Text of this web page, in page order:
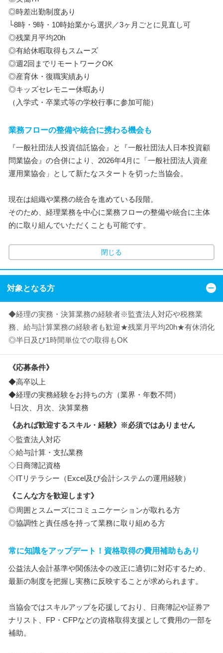
◎時差出勤制度あり
└8時・9時・10時始業から選択／3ヶ月ごとに見直し可
◎残業月平均20h
◎有給休暇取得もスムーズ
◎週2回までリモートワークOK
◎産育休・復職実績あり
◎キッズセレモニー休暇あり
（入学式・卒業式等の学校行事に参加可能）
業務フローの整備や統合に携わる機会も
『一般社団法人投資信託協会』と『一般社団法人日本投資顧
問業協会』の合併により、2026年4月に「一般社団法人資産
運用業協会」として新たなスタートを切った当協会。
現在は組織や業務の統合を進めている段階。
そのため、経理業務を中心に業務フローの整備や統合に主体
的に取り組んでいただくことも可能です。
閉じる
対象となる方
◆経理の実務・決算業務の経験者※監査法人対応や税務業
務、給与計算業務の経験者も歓迎★残業月平均20h★有休消化
◎半日及び1時間単位での取得もOK
《応募条件》
◆高卒以上
◆経理の実務経験をお持ちの方（業界・年数不問）
└日次、月次、決算業務
《あれば歓迎するスキル・経験》※必須ではありません
◇監査法人対応
◇給与計算・支払業務
◇日商簿記資格
◇ITリテラシー（Excel及び会計システムの運用経験）
《こんな方を歓迎します》
◎周囲とスムーズにコミュニケーションが取れる方
◎協調性と責任感を持って業務に取り組める方
常に知識をアップデート！資格取得の費用補助もあり
公益法人会計基準や関係法令の改正に適切に対応するため、
最新の制度を把握し実務に反映することが求められます。
当協会ではスキルアップを応援しており、日商簿記や証券ア
ナリスト、FP・CFPなどの資格取得支援として費用の一部を
補助。